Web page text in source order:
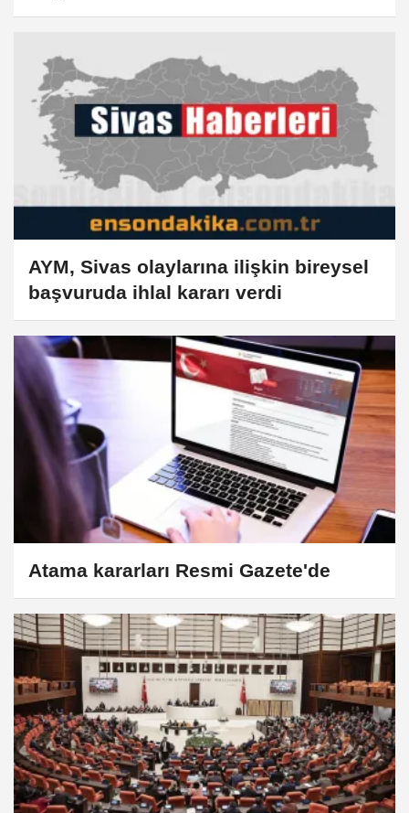
AYM, Sivas olaylarına ilişkin bireysel
başvuruda ihlal kararı verdi
Atama kararları Resmi Gazete'de